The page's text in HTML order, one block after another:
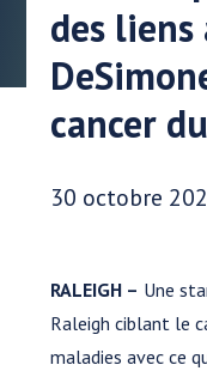
des liens
cancer
Date publiée:
30 octobre
RALEIGH – Une
Raleigh ciblant le
maladies avec ce